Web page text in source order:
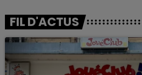
FIL D'ACTUS